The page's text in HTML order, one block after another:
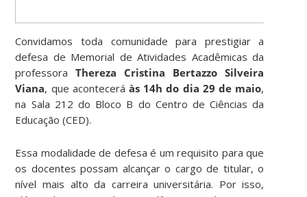
Convidamos toda comunidade para prestigiar a
defesa de Memorial de Atividades Acadêmicas da
professoraThereza Cristina Bertazzo Silveira
Viana, que aconteceráàs 14h do dia 29 de maio,
na Sala 212 do Bloco B do Centro de Ciências da
Educação (CED).
Essa modalidade de defesa é um requisito para que
os docentes possam alcançar o cargo de titular, o
nível mais alto da carreira universitária. Por isso,